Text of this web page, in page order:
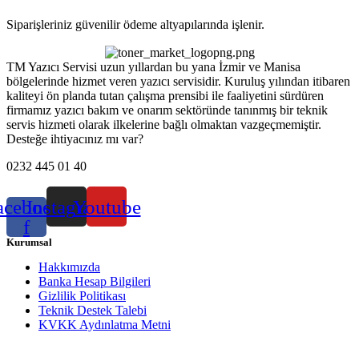
Siparişleriniz güvenilir ödeme altyapılarında işlenir.
TM Yazıcı Servisi uzun yıllardan bu yana İzmir ve Manisa
bölgelerinde hizmet veren yazıcı servisidir. Kuruluş yılından itibaren
kaliteyi ön planda tutan çalışma prensibi ile faaliyetini sürdüren
firmamız yazıcı bakım ve onarım sektöründe tanınmış bir teknik
servis hizmeti olarak ilkelerine bağlı olmaktan vazgeçmemiştir.
Desteğe ihtiyacınız mı var?
0232 445 01 40
f
InstagramYoutube
Kurumsal
Hakkımızda
Banka Hesap Bilgileri
Gizlilik Politikası
Teknik Destek Talebi
KVKK Aydınlatma Metni